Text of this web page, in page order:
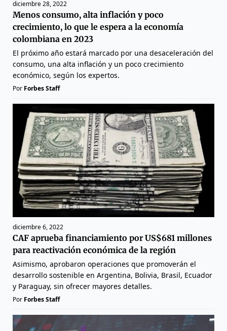
diciembre 28, 2022
Menos consumo, alta inflación y poco
crecimiento, lo que le espera a la economía
colombiana en 2023
El próximo año estará marcado por una desaceleración del
consumo, una alta inflación y un poco crecimiento
económico, según los expertos.
Por Forbes Staff
diciembre 6, 2022
CAF aprueba financiamiento por US$681 millones
para reactivación económica de la región
Asimismo, aprobaron operaciones que promoverán el
desarrollo sostenible en Argentina, Bolivia, Brasil, Ecuador
y Paraguay, sin ofrecer mayores detalles.
Por Forbes Staff